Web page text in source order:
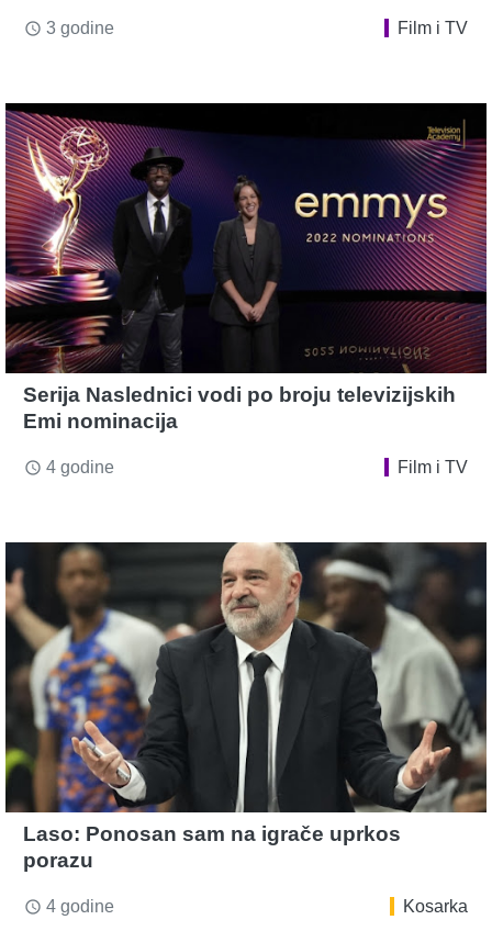
access_time 3 godine Film i TV
Serija Naslednici vodi po broju televizijskih
Emi nominacija
access_time 4 godine Film i TV
Laso: Ponosan sam na igrače uprkos
porazu
access_time 4 godine Kosarka